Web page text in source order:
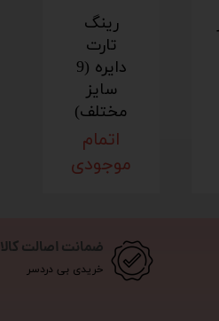
رینگ
تارت
دایره (9
سایز
مختلف)
اتمام
موجودی
ضمانت اصالت کالا
خریدی بی دردسر